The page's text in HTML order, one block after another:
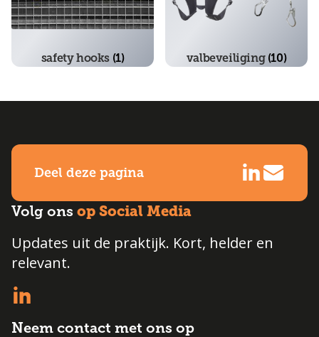
safety hooks (1) valbeveiliging (10)
Deel deze pagina
Volg ons op Social Media
Updates uit de praktijk. Kort, helder en
relevant.
Neem contact met ons op